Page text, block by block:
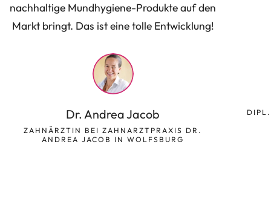
nachhaltige Mundhygiene-Produkte auf den
Markt bringt. Das ist eine tolle Entwicklung!
Dr. Andrea Jacob
ZAHNÄRZTIN BEI ZAHNARZTPRAXIS DR.
ANDREA JACOB IN WOLFSBURG